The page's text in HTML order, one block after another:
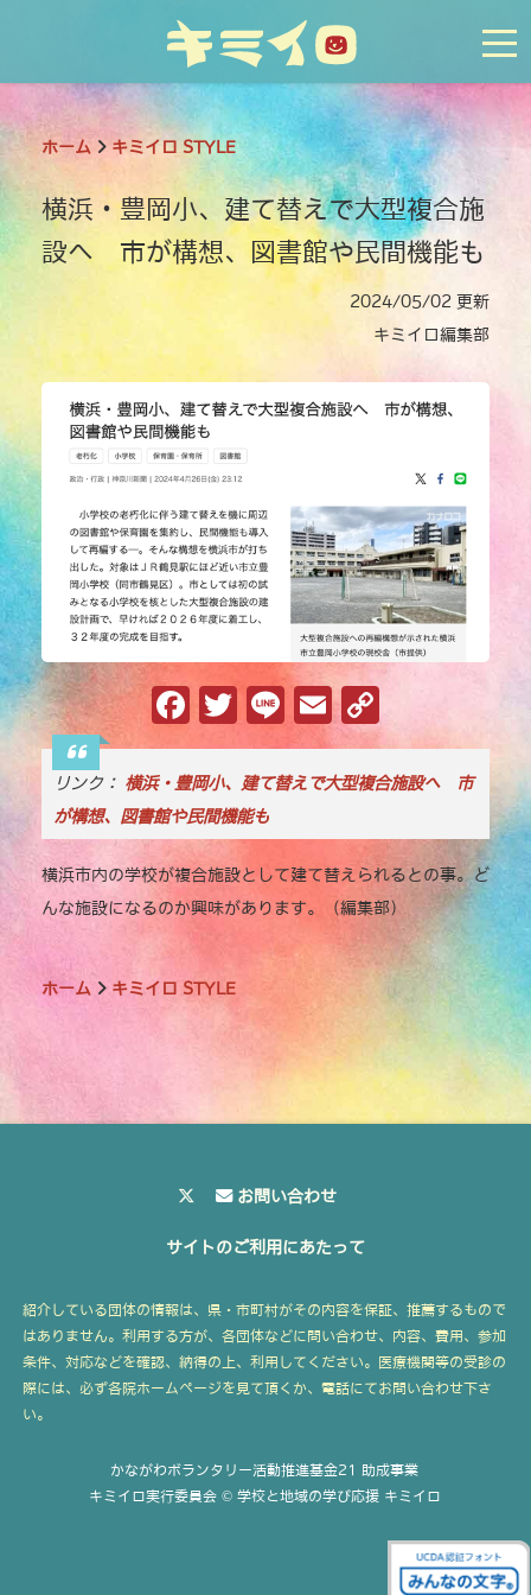
ホーム キミイロ STYLE
横浜・豊岡小、建て替えで大型複合施
設へ 市が構想、図書館や民間機能も
2024/05/02 更新
キミイロ編集部
F
a
c
e
b
o
k
T
w
it
te
Li
n
e
E
m
ai
o
p
Li
n
k
リンク： 横浜・豊岡小、建て替えで大型複合施設へ 市
が構想、図書館や民間機能も
横浜市内の学校が複合施設として建て替えられるとの事。ど
んな施設になるのか興味があります。（編集部）
ホーム キミイロ STYLE
お問い合わせ
サイトのご利用にあたって
紹介している団体の情報は、県・市町村がその内容を保証、推薦するもので
はありません。利用する方が、各団体などに問い合わせ、内容、費用、参加
条件、対応などを確認、納得の上、利用してください。医療機関等の受診の
際には、必ず各院ホームページを見て頂くか、電話にてお問い合わせ下さ
い。
かながわボランタリー活動推進基金21 助成事業
キミイロ実行委員会 © 学校と地域の学び応援 キミイロ